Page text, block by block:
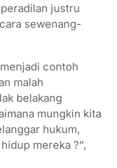
justru
sewenang-
contoh
malah
belakang
mungkin kita
hukum,
mereka ?”,